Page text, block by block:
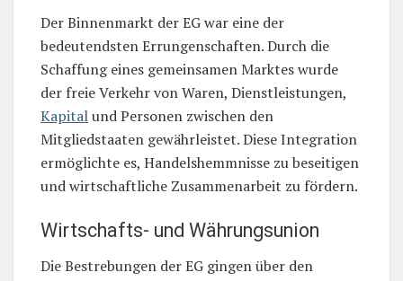
Der Binnenmarkt der EG war eine der
bedeutendsten Errungenschaften. Durch die
Schaffung eines gemeinsamen Marktes wurde
der freie Verkehr von Waren, Dienstleistungen,
Kapitalund Personen zwischen den
Mitgliedstaaten gewährleistet. Diese Integration
ermöglichte es, Handelshemmnisse zu beseitigen
und wirtschaftliche Zusammenarbeit zu fördern.
Wirtschafts- und Währungsunion
Die Bestrebungen der EG gingen über den